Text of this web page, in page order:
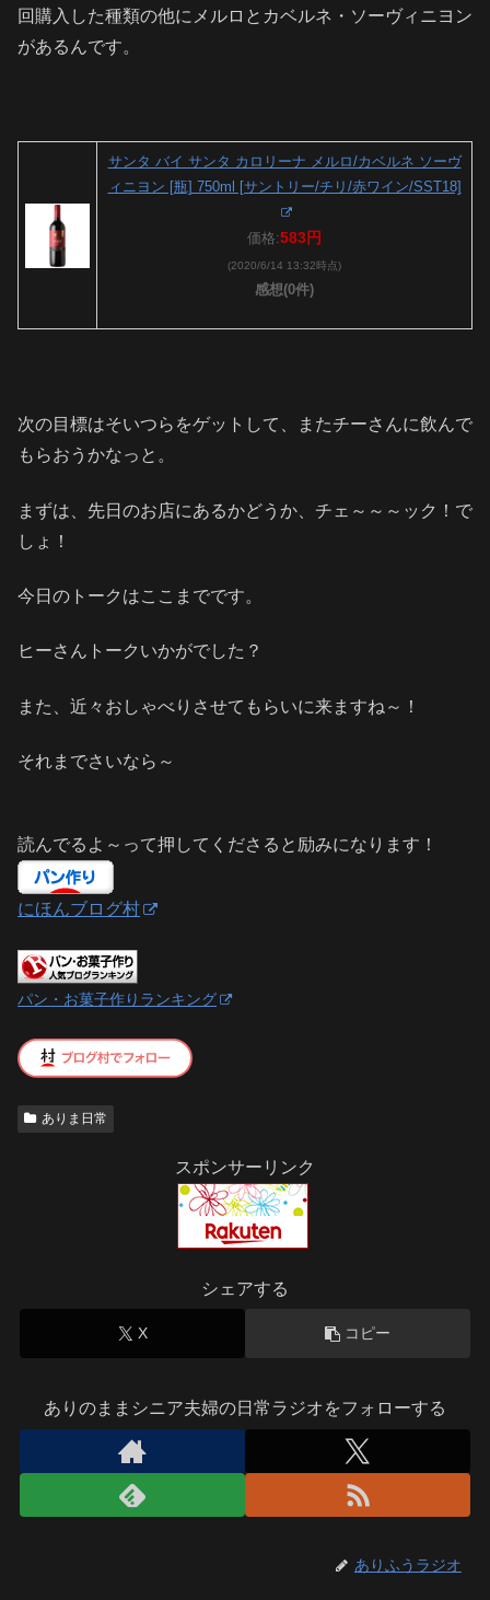
回購入した種類の他にメルロとカベルネ・ソーヴィニヨン
があるんです。
サンタ バイ サンタ カロリーナ メルロ/カベルネ ソーヴ
ィニヨン [瓶] 750ml [サントリー/チリ/赤ワイン/SST18]
価格:583円
(2020/6/14 13:32時点)
感想(0件)
次の目標はそいつらをゲットして、またチーさんに飲んで
もらおうかなっと。
まずは、先日のお店にあるかどうか、チェ～～～ック！で
しょ！
今日のトークはここまでです。
ヒーさんトークいかがでした？
また、近々おしゃべりさせてもらいに来ますね～！
それまでさいなら～
読んでるよ～って押してくださると励みになります！
にほんブログ村
パン・お菓子作りランキング
ありま日常
スポンサーリンク
シェアする
X コピー
ありのままシニア夫婦の日常ラジオをフォローする
ありふうラジオ